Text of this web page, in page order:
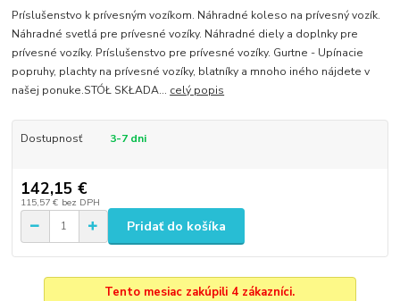
Príslušenstvo k prívesným vozíkom. Náhradné koleso na prívesný vozík.
Náhradné svetlá pre prívesné vozíky. Náhradné diely a doplnky pre
prívesné vozíky. Príslušenstvo pre prívesné vozíky. Gurtne - Upínacie
popruhy, plachty na prívesné vozíky, blatníky a mnoho iného nájdete v
našej ponuke.STÓŁ SKŁADA... celý popis
Dostupnosť 3-7 dni
142,15 €
115,57 € bez DPH
Pridať do košíka
Tento mesiac zakúpili 4 zákazníci.